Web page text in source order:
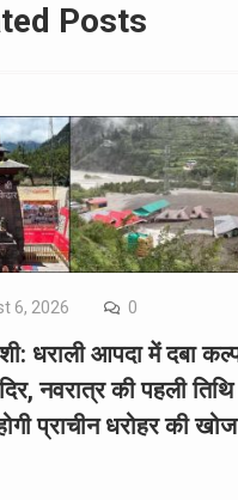
Posts
6, 2026 0
धराली आपदा में दबा
नवरात्र की पहली तिथि
प्राचीन धरोहर की खोज